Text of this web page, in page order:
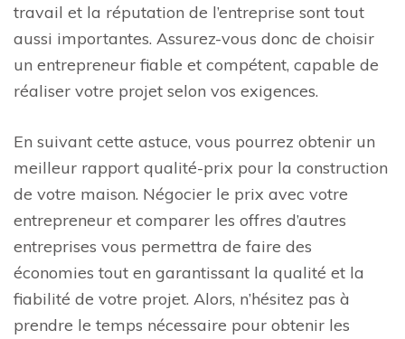
travail et la réputation de l’entreprise sont tout
aussi importantes. Assurez-vous donc de choisir
un entrepreneur fiable et compétent, capable de
réaliser votre projet selon vos exigences.
En suivant cette astuce, vous pourrez obtenir un
meilleur rapport qualité-prix pour la construction
de votre maison. Négocier le prix avec votre
entrepreneur et comparer les offres d’autres
entreprises vous permettra de faire des
économies tout en garantissant la qualité et la
fiabilité de votre projet. Alors, n’hésitez pas à
prendre le temps nécessaire pour obtenir les